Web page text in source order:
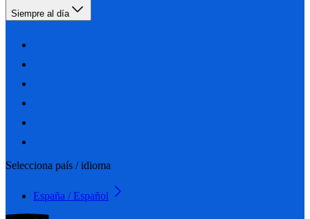
Siempre al día
Selecciona país / idioma
España / Español